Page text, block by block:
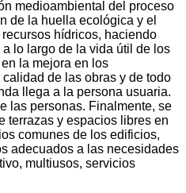
medioambiental del proceso
de la huella ecológica y el
hídricos, haciendo
lo largo de la vida útil de los
la mejora en los
de las obras y de todo
llega a la persona usuaria.
las personas. Finalmente, se
terrazas y espacios libres en
comunes de los edificios,
adecuados a las necesidades
multiusos, servicios